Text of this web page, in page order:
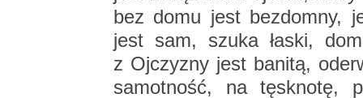
bez domu jest bez­dom­ny,
jest sam, szuka łaski,
z Oj­czy­zny jest ba­ni­tą,
sa­mot­ność, na tę­sk­no­tę,